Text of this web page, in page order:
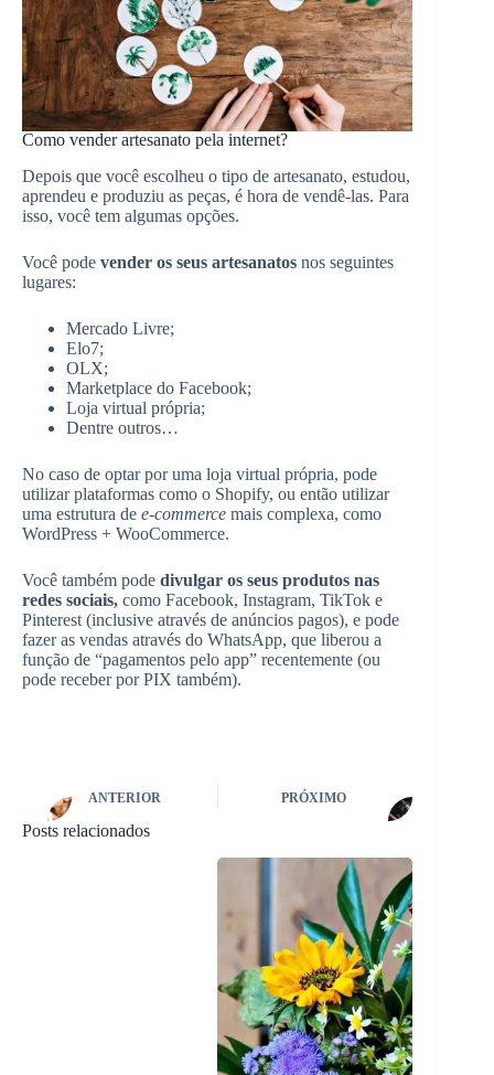
Como vender artesanato pela internet?
Depois que você escolheu o tipo de artesanato, estudou,
aprendeu e produziu as peças, é hora de vendê-las. Para
isso, você tem algumas opções.
Você pode vender os seus artesanatos nos seguintes
lugares:
Mercado Livre;
Elo7;
OLX;
Marketplace do Facebook;
Loja virtual própria;
Dentre outros…
No caso de optar por uma loja virtual própria, pode
utilizar plataformas como o Shopify, ou então utilizar
uma estrutura de e-commerce mais complexa, como
WordPress + WooCommerce.
Você também pode divulgar os seus produtos nas
redes sociais, como Facebook, Instagram, TikTok e
Pinterest (inclusive através de anúncios pagos), e pode
fazer as vendas através do WhatsApp, que liberou a
função de “pagamentos pelo app” recentemente (ou
pode receber por PIX também).
ANTERIOR PRÓXIMO
Posts relacionados